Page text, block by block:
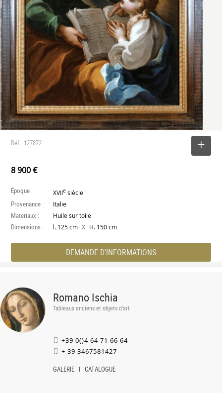
Réf : 127872
8 900 €
Époque : XVIIe siècle
Provenance : Italie
Materiaux : Huile sur toile
Dimensions : l. 125 cm X H. 150 cm
DEMANDE D'INFORMATIONS
Romano Ischia
Tableaux anciens et objets d'art
+39 0()4 64 71 66 64
+ 39 3467581427
GALERIE CATALOGUE